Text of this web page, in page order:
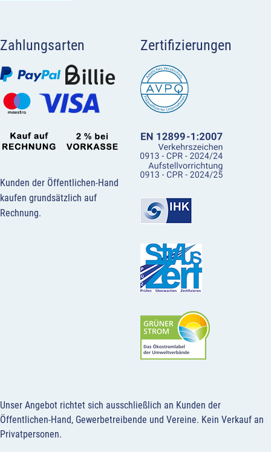
Zahlungsarten
Kunden der Öffentlichen-Hand
kaufen grundsätzlich auf
Rechnung.
Zertifizierungen
Unser Angebot richtet sich ausschließlich an Kunden der
Öffentlichen-Hand, Gewerbetreibende und Vereine. Kein Verkauf an
Privatpersonen.